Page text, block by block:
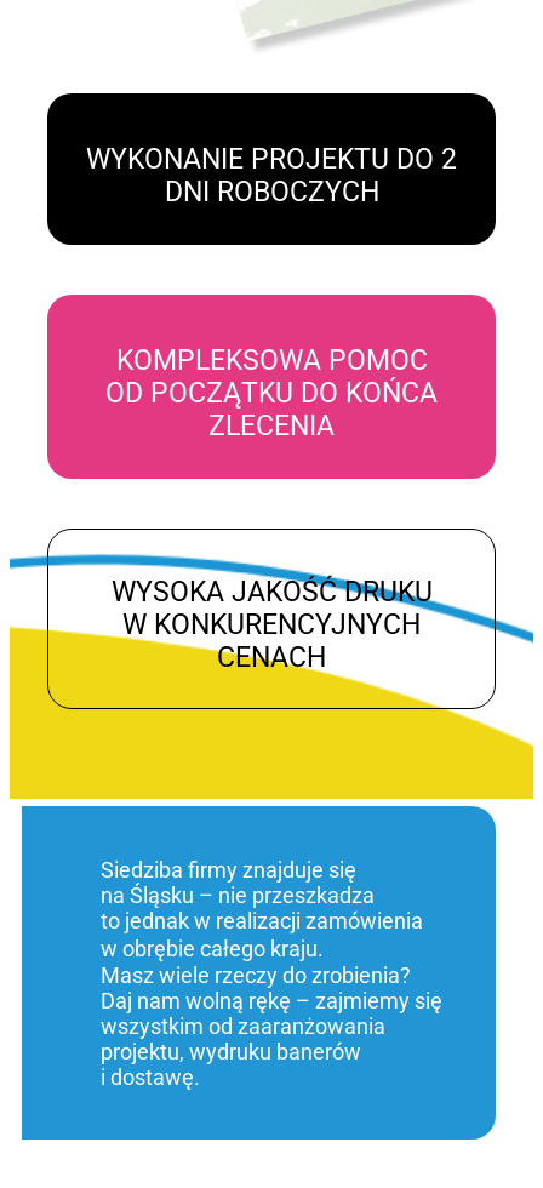
WYKONANIE PROJEKTU DO 2
DNI ROBOCZYCH
KOMPLEKSOWA POMOC
OD POCZĄTKU DO KOŃCA
ZLECENIA
WYSOKA JAKOŚĆ DRUKU
W KONKURENCYJNYCH
CENACH
Siedziba firmy znajduje się
na Śląsku – nie przeszkadza
to jednak w realizacji zamówienia
w obrębie całego kraju.
Masz wiele rzeczy do zrobienia?
Daj nam wolną rękę – zajmiemy się
wszystkim od zaaranżowania
projektu, wydruku banerów
i dostawę.